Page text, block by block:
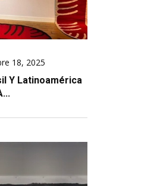
18, 2025
Y Latinoamérica